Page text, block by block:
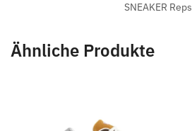
SNEAKER Reps
Ähnliche Produkte